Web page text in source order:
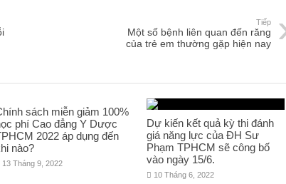
Tiếp
Một số bệnh liên quan đến răng
của trẻ em thường gặp hiện nay
sách miễn giảm 100%
phí Cao đẳng Y Dược
2022 áp dụng đến
nào?
13 Tháng 9, 2022
Dự kiến kết quả kỳ thi đánh
giá năng lực của ĐH Sư
Phạm TPHCM sẽ công bố
vào ngày 15/6.
10 Tháng 6, 2022